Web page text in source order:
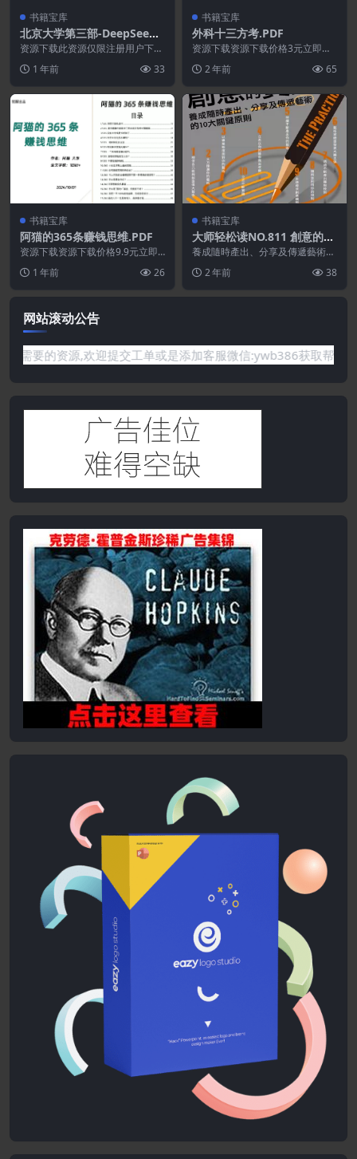
书籍宝库
北京大学第三部-DeepSeek-
R1及类强推理模型开发解读+
2025-2-26(共76页）
资源下载此资源仅限注册用户下
保证所有资源永久更新资...
1 年前 33
书籍宝库
外科十三方考.PDF
资源下载资源下载价格3元立即购
2 年前 65
书籍宝库
阿猫的365条赚钱思维.PDF
资源下载资源下载价格9.9元立即
1 年前 26
书籍宝库
大师轻松读NO.811 創意的實
踐
養成隨時產出、分享及傳遞藝術的
下，能產生最高價值...
2 年前 38
网站滚动公告
需要的资源,欢迎提交工单或是添加客服微信:ywb386获取帮助